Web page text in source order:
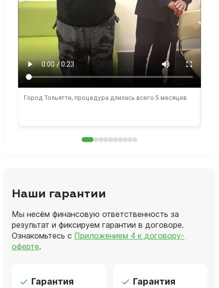
Город Тольятти, процедура длилась всего 5 месяцев
Наши гарантии
Мы несём финансовую ответственность за
результат и фиксируем гарантии в договоре.
Ознакомьтесь с Приложением 4 к договору-
оферте.
Гарантия
Гарантия